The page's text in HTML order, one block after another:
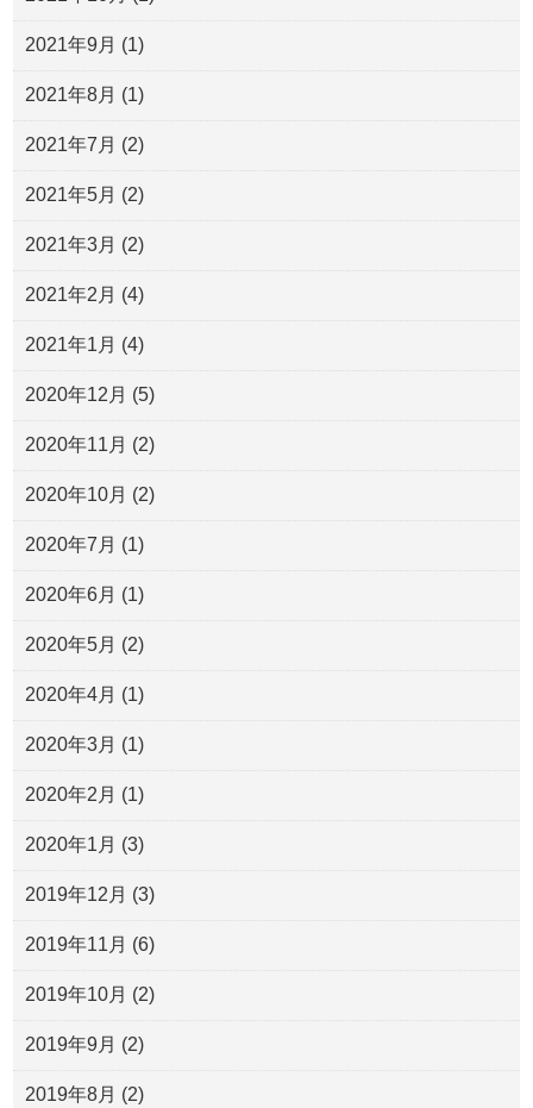
2021年9月 (1)
2021年8月 (1)
2021年7月 (2)
2021年5月 (2)
2021年3月 (2)
2021年2月 (4)
2021年1月 (4)
2020年12月 (5)
2020年11月 (2)
2020年10月 (2)
2020年7月 (1)
2020年6月 (1)
2020年5月 (2)
2020年4月 (1)
2020年3月 (1)
2020年2月 (1)
2020年1月 (3)
2019年12月 (3)
2019年11月 (6)
2019年10月 (2)
2019年9月 (2)
2019年8月 (2)